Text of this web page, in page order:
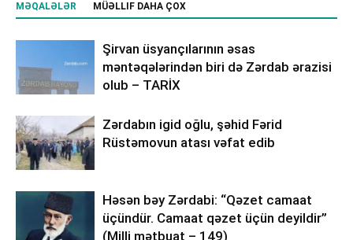
MƏQALƏLƏR MÜƏLLIF DAHA ÇOX
Şirvan üsyançılarının əsas
məntəqələrindən biri də Zərdab ərazisi
olub – TARİX
Zərdabın igid oğlu, şəhid Fərid
Rüstəmovun atası vəfat edib
Həsən bəy Zərdabi: “Qəzet camaat
üçündür. Camaat qəzet üçün deyildir”
(Milli mətbuat – 149)